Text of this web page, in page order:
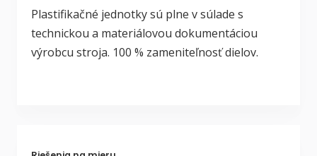
Plastifikačné jednotky sú plne v súlade s
technickou a materiálovou dokumentáciou
výrobcu stroja. 100 % zameniteľnosť dielov.